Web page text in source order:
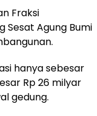
Fraksi
Agung Bumi
hanya sebesar
Rp 26 milyar
gedung.